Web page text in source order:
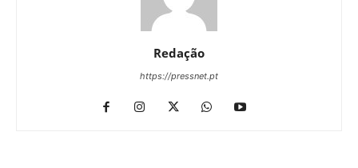
Redação
https://pressnet.pt